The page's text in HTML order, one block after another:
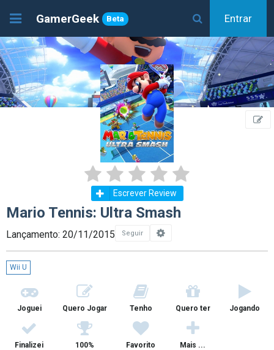
GamerGeek Beta Entrar
Escrever Review
Mario Tennis: Ultra Smash
Lançamento: 20/11/2015 Seguir
Wii U
Joguei Quero Jogar Tenho Quero ter Jogando
Finalizei 100% Favorito Mais ...